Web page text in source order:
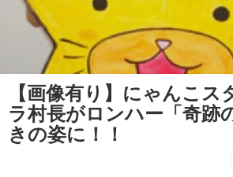
【画像有り】にゃんこ
ラ村長がロンハー「奇跡
きの姿に！！